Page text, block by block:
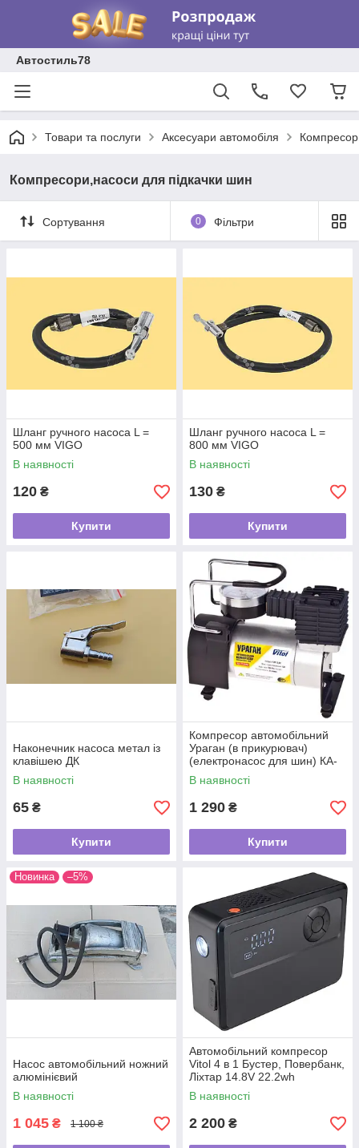
Автостиль78
Товари та послуги Аксесуари автомобіля
Компресори,насоси для підкачки шин
Сортування 0 Фільтри
Шланг ручного насоса L =
500 мм VIGO
В наявності
120 ₴
Купити
Шланг ручного насоса L =
800 мм VIGO
В наявності
130 ₴
Купити
Наконечник насоса метал із
клавішею ДК
В наявності
65 ₴
Купити
Компресор автомобільний
Ураган (в прикурювач)
(електронасос для шин) КА-
У12040
В наявності
1 290 ₴
Купити
Новинка –5%
Насос автомобільний ножний
алюмінієвий
В наявності
1 045 ₴ 1 100 ₴
Автомобільний компресор
Vitol 4 в 1 Бустер, Повербанк,
Ліхтар 14.8V 22.2wh
6000mAh
В наявності
2 200 ₴